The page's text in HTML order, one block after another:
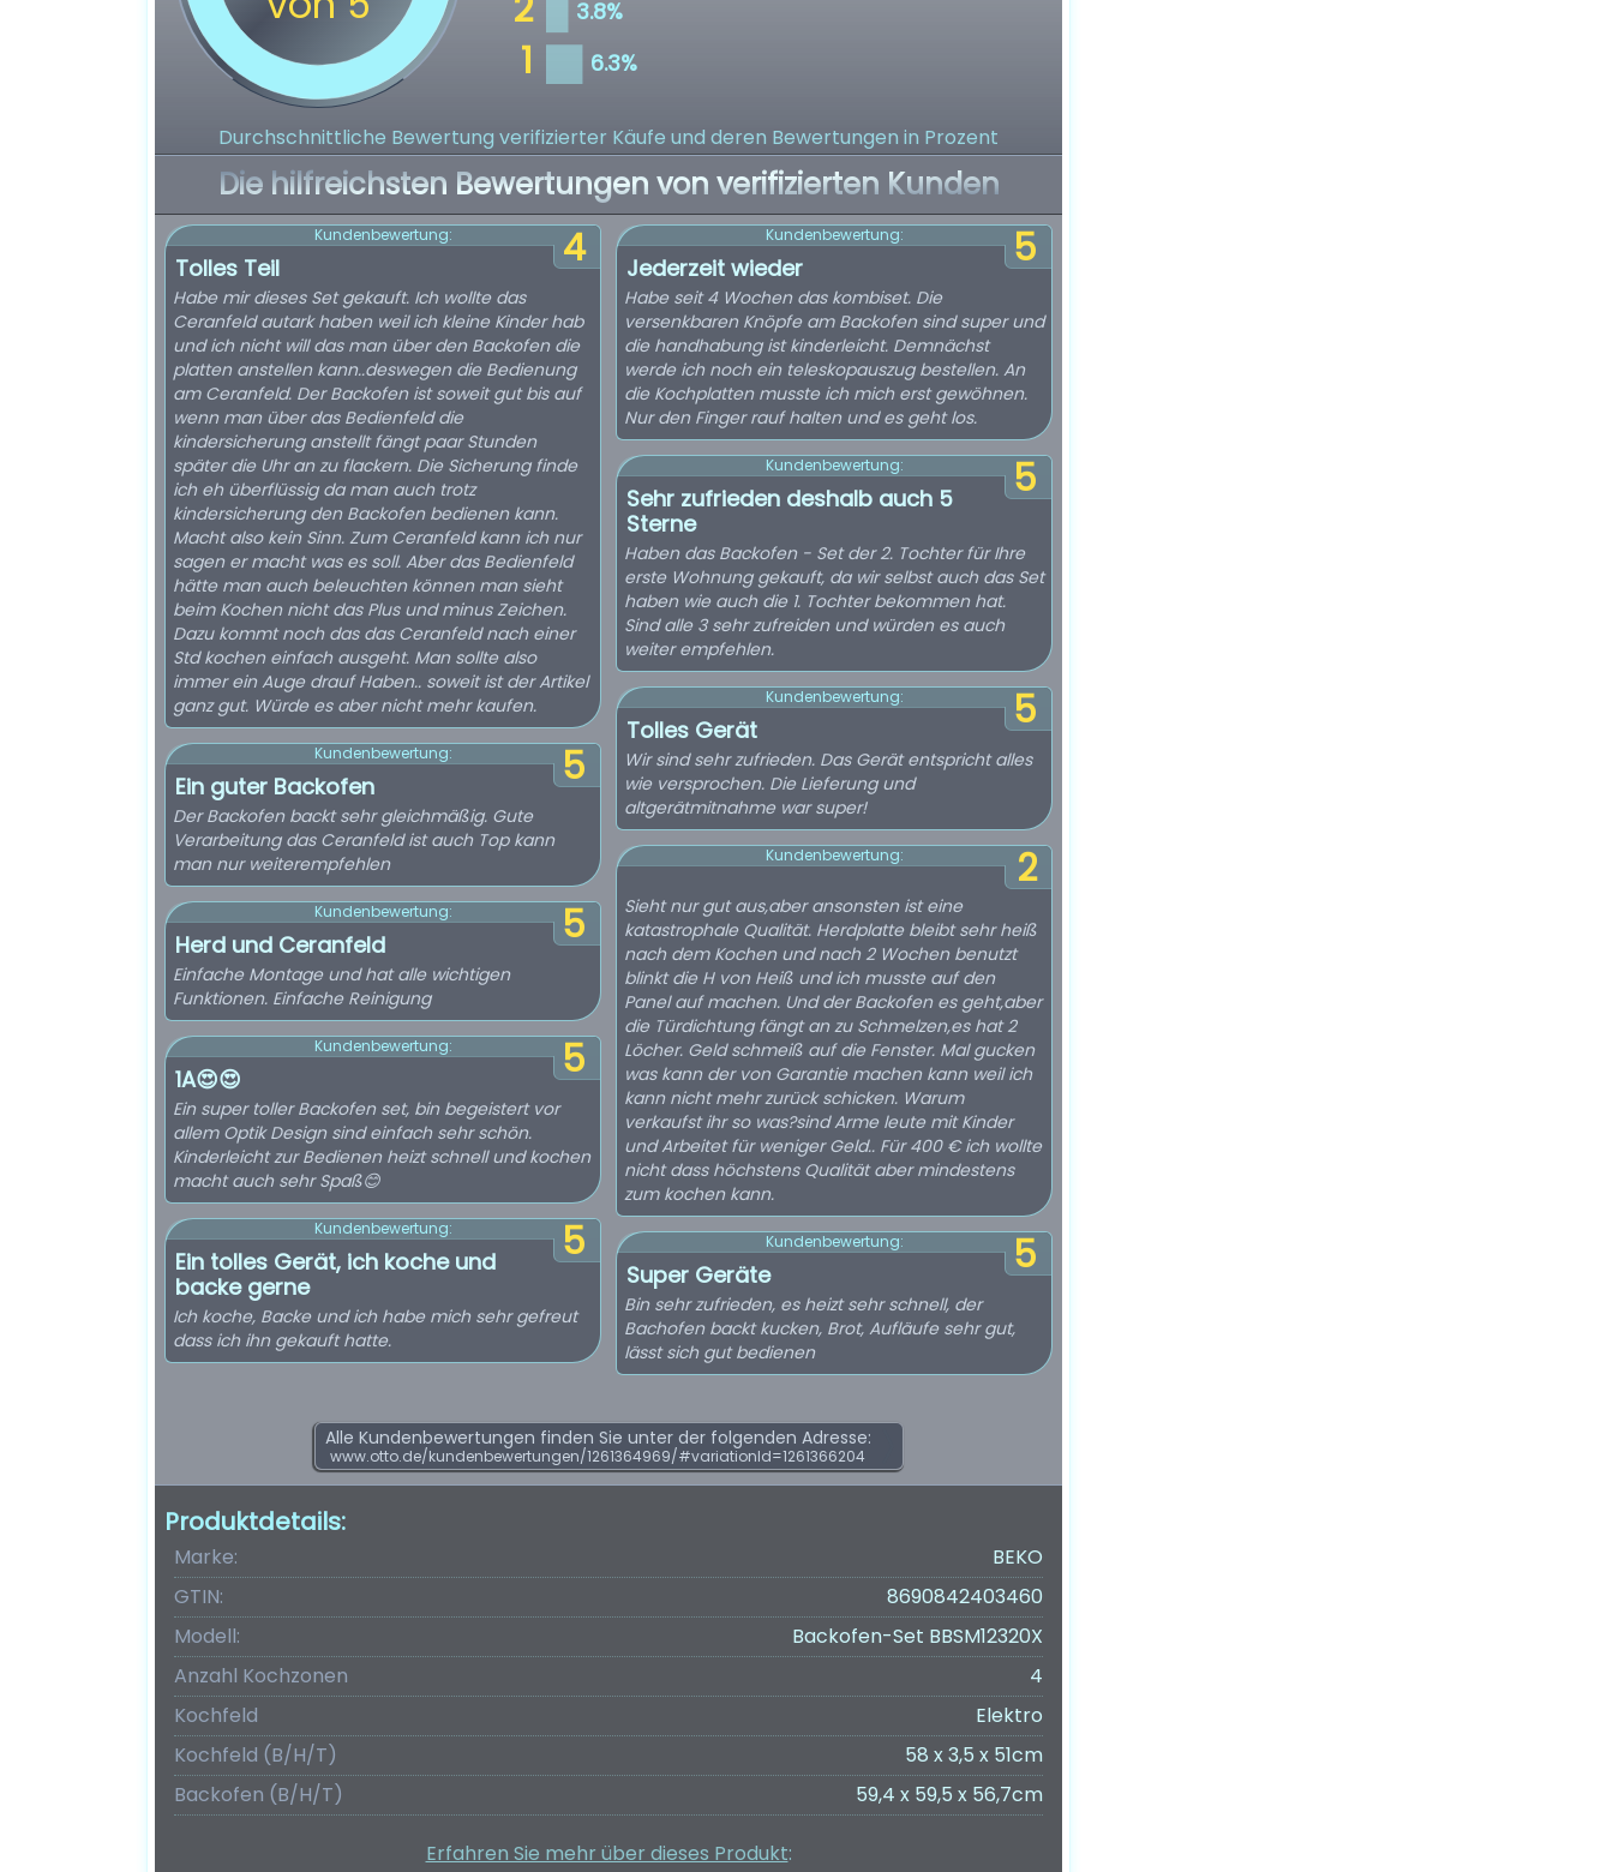
Durchschnittliche Bewertung verifizierter Käufe und deren Bewertungen in Prozent
Die hilfreichsten Bewertungen von verifizierten Kunden
4
Kundenbewertung:
Tolles Teil
Habe mir dieses Set gekauft. Ich wollte das
Ceranfeld autark haben weil ich kleine Kinder hab
und ich nicht will das man über den Backofen die
platten anstellen kann..deswegen die Bedienung
am Ceranfeld. Der Backofen ist soweit gut bis auf
wenn man über das Bedienfeld die
kindersicherung anstellt fängt paar Stunden
später die Uhr an zu flackern. Die Sicherung finde
ich eh überflüssig da man auch trotz
kindersicherung den Backofen bedienen kann.
Macht also kein Sinn. Zum Ceranfeld kann ich nur
sagen er macht was es soll. Aber das Bedienfeld
hätte man auch beleuchten können man sieht
beim Kochen nicht das Plus und minus Zeichen.
Dazu kommt noch das das Ceranfeld nach einer
Std kochen einfach ausgeht. Man sollte also
immer ein Auge drauf Haben.. soweit ist der Artikel
ganz gut. Würde es aber nicht mehr kaufen.
5
Kundenbewertung:
Ein guter Backofen
Der Backofen backt sehr gleichmäßig. Gute
Verarbeitung das Ceranfeld ist auch Top kann
man nur weiterempfehlen
5
Kundenbewertung:
Herd und Ceranfeld
Einfache Montage und hat alle wichtigen
Funktionen. Einfache Reinigung
5
Kundenbewertung:
1A😍😍
Ein super toller Backofen set, bin begeistert vor
allem Optik Design sind einfach sehr schön.
Kinderleicht zur Bedienen heizt schnell und kochen
macht auch sehr Spaß😊
5
Kundenbewertung:
Ein tolles Gerät, ich koche und
backe gerne
Ich koche, Backe und ich habe mich sehr gefreut
dass ich ihn gekauft hatte.
5
Kundenbewertung:
Jederzeit wieder
Habe seit 4 Wochen das kombiset. Die
versenkbaren Knöpfe am Backofen sind super und
die handhabung ist kinderleicht. Demnächst
werde ich noch ein teleskopauszug bestellen. An
die Kochplatten musste ich mich erst gewöhnen.
Nur den Finger rauf halten und es geht los.
5
Kundenbewertung:
Sehr zufrieden deshalb auch 5
Sterne
Haben das Backofen - Set der 2. Tochter für Ihre
erste Wohnung gekauft, da wir selbst auch das Set
haben wie auch die 1. Tochter bekommen hat.
Sind alle 3 sehr zufreiden und würden es auch
weiter empfehlen.
5
Kundenbewertung:
Tolles Gerät
Wir sind sehr zufrieden. Das Gerät entspricht alles
wie versprochen. Die Lieferung und
altgerätmitnahme war super!
2
Kundenbewertung:
Sieht nur gut aus,aber ansonsten ist eine
katastrophale Qualität. Herdplatte bleibt sehr heiß
nach dem Kochen und nach 2 Wochen benutzt
blinkt die H von Heiß und ich musste auf den
Panel auf machen. Und der Backofen es geht,aber
die Türdichtung fängt an zu Schmelzen,es hat 2
Löcher. Geld schmeiß auf die Fenster. Mal gucken
was kann der von Garantie machen kann weil ich
kann nicht mehr zurück schicken. Warum
verkaufst ihr so was?sind Arme leute mit Kinder
und Arbeitet für weniger Geld.. Für 400 € ich wollte
nicht dass höchstens Qualität aber mindestens
zum kochen kann.
5
Kundenbewertung:
Super Geräte
Bin sehr zufrieden, es heizt sehr schnell, der
Bachofen backt kucken, Brot, Aufläufe sehr gut,
lässt sich gut bedienen
Alle Kundenbewertungen finden Sie unter der folgenden Adresse:
www.otto.de/kundenbewertungen/1261364969/#variationId=1261366204
Produktdetails:
Marke:
BEKO
GTIN:
8690842403460
Modell:
Backofen-Set BBSM12320X
Anzahl Kochzonen
4
Kochfeld
Elektro
Kochfeld (B/H/T)
58 x 3,5 x 51cm
Backofen (B/H/T)
59,4 x 59,5 x 56,7cm
Erfahren Sie mehr über dieses Produkt: